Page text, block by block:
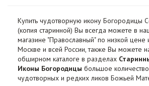
Купить чудотворную икону Богородицы
(копия старинной) Вы всегда можете в
магазине "Православный" по низкой цене
Москве и всей России, также Вы можете
обширном каталоге в разделах
Иконы Богородицы большое
чудотворных и редких ликов Божьей